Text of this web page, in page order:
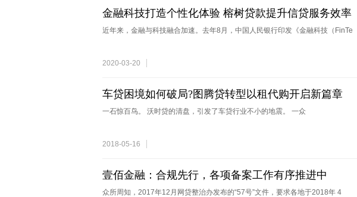
金融科技打造个性化体验 榕树贷款提升信贷服务效率
近年来，金融与科技融合加速。去年8月，中国人民银行印发《金融科技（FinTe
2020-03-20
车贷困境如何破局?图腾贷转型以租代购开启新篇章
一石惊百鸟。 沃时贷的清盘，引发了车贷行业不小的地震。 一众
2018-05-16
壹佰金融：合规先行，各项备案工作有序推进中
众所周知，2017年12月网贷整治办发布的“57号”文件，要求各地于2018年 4